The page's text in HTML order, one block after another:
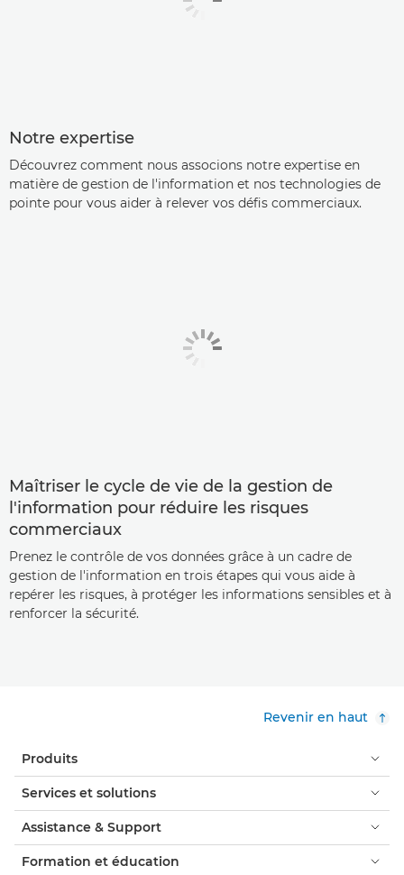
Notre expertise
Découvrez comment nous associons notre expertise en
matière de gestion de l'information et nos technologies de
pointe pour vous aider à relever vos défis commerciaux.
Maîtriser le cycle de vie de la gestion de
l'information pour réduire les risques
commerciaux
Prenez le contrôle de vos données grâce à un cadre de
gestion de l'information en trois étapes qui vous aide à
repérer les risques, à protéger les informations sensibles et à
renforcer la sécurité.
Revenir en haut
Produits
Services et solutions
Assistance & Support
Formation et éducation